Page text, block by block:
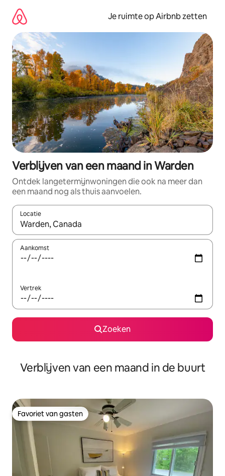
direct
naar
inhoud
Je ruimte op Airbnb zetten
Verblijven van een maand in Warden
Ontdek langetermijnwoningen die ook na meer dan
een maand nog als thuis aanvoelen.
Locatie
Wanneer er suggesties beschikbaar zijn, maak je een keuze
Aankomst
Vertrek
Zoeken
Verblijven van een maand in de buurt
Favoriet van gasten
Favoriet van gasten